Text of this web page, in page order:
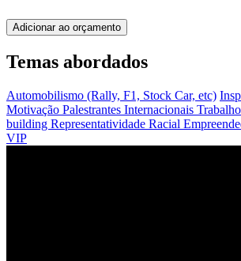
Adicionar ao orçamento
Temas abordados
Automobilismo (Rally, F1, Stock Car, etc)
Motivação Palestrantes Internacionais
building Representatividade Racial
VIP